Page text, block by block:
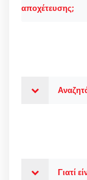
αποχέτευσης;
Γιατί